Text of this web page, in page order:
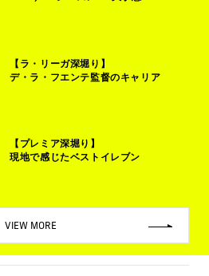
【ラ・リーガ深堀り】
デ・ラ・フエンテ監督のキャリア
【プレミア深堀り】
現地で感じたベストイレブン
VIEW MORE